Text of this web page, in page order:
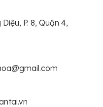
P. 8, Quận 4,